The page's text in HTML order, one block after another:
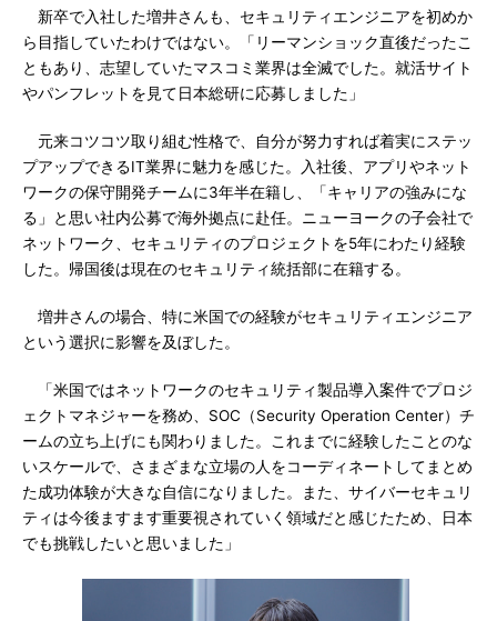
新卒で入社した増井さんも、セキュリティエンジニアを初めか
ら目指していたわけではない。「リーマンショック直後だったこ
ともあり、志望していたマスコミ業界は全滅でした。就活サイト
やパンフレットを見て日本総研に応募しました」
元来コツコツ取り組む性格で、自分が努力すれば着実にステッ
プアップできるIT業界に魅力を感じた。入社後、アプリやネット
ワークの保守開発チームに3年半在籍し、「キャリアの強みにな
る」と思い社内公募で海外拠点に赴任。ニューヨークの子会社で
ネットワーク、セキュリティのプロジェクトを5年にわたり経験
した。帰国後は現在のセキュリティ統括部に在籍する。
増井さんの場合、特に米国での経験がセキュリティエンジニア
という選択に影響を及ぼした。
「米国ではネットワークのセキュリティ製品導入案件でプロジ
ェクトマネジャーを務め、SOC（Security Operation Center）チ
ームの立ち上げにも関わりました。これまでに経験したことのな
いスケールで、さまざまな立場の人をコーディネートしてまとめ
た成功体験が大きな自信になりました。また、サイバーセキュリ
ティは今後ますます重要視されていく領域だと感じたため、日本
でも挑戦したいと思いました」